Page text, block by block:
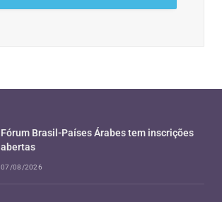
Fórum Brasil-Países Árabes tem inscrições
abertas
07/08/2026